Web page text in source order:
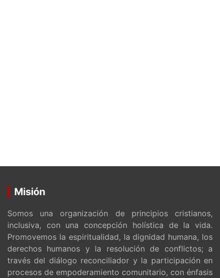
Misión
Somos una organización de principios cristianos,
inclusiva, con una concepción holística de la vida.
Promovemos la espiritualidad, la dignidad humana, los
derechos humanos y la resolución de conflictos; a
través del diálogo reconciliador y la participación en
procesos de empoderamiento comunitario, con énfasis